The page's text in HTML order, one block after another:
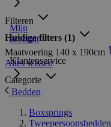
Mijn
account
Klantenservice
Filteren
Huidige filters (1)
Maatvoering 140 x 190cm
Alles wissen
Categorie
Bedden
Boxsprings
Tweepersoonsbedden